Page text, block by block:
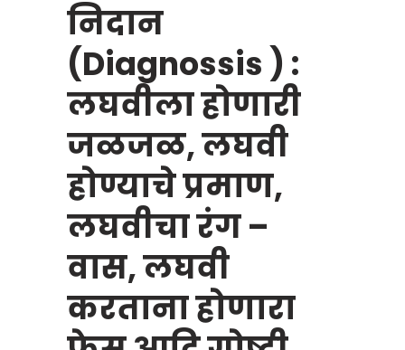
निदान
(Diagnossis ) :
लघवीला होणारी
जळजळ, लघवी
होण्याचे प्रमाण,
लघवीचा रंग –
वास, लघवी
करताना होणारा